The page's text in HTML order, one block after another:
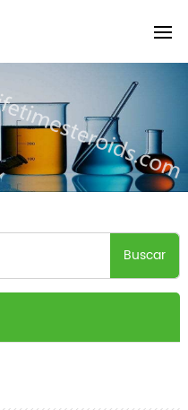
Buscar